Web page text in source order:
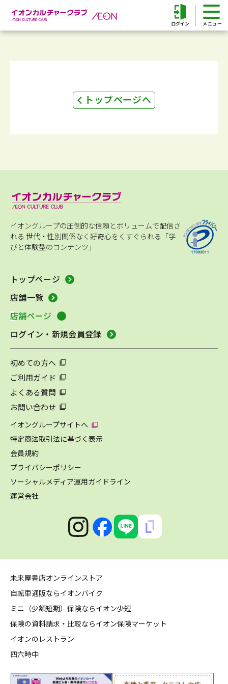
ログイン
トップページへ
イオングループの圧倒的な信頼とボリュームで配信さ
れる 世代・性別関係なく好奇心をくすぐられる「学
びと体験型のコンテンツ」
トップページ
店舗一覧
店舗ページ
ログイン・新規会員登録
初めての方へ
ご利用ガイド
よくある質問
お問い合わせ
イオングループサイトへ
特定商法取引法に基づく表示
会員規約
プライバシーポリシー
ソーシャルメディア運用ガイドライン
運営会社
未来屋書店オンラインストア
自転車通販ならイオンバイク
ミニ（少額短期）保険ならイオン少短
保険の資料請求・比較ならイオン保険マーケット
イオンのレストラン
四六時中